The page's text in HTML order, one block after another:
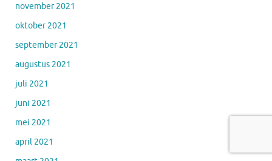
november 2021
oktober 2021
september 2021
augustus 2021
juli 2021
juni 2021
mei 2021
april 2021